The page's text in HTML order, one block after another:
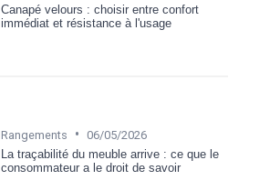
Canapé velours : choisir entre confort
immédiat et résistance à l'usage
Rangements • 06/05/2026
La traçabilité du meuble arrive : ce que le
consommateur a le droit de savoir